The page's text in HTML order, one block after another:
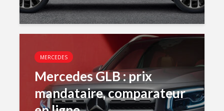
MERCEDES
Mercedes GLB : prix
mandataire, comparateur